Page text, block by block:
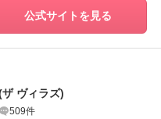
公式サイトを見る
ヴィラズ)
509件